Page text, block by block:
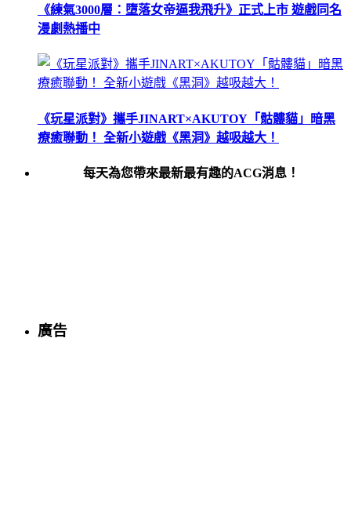
《練氣3000層：墮落女帝逼我飛升》正式上市 遊戲同名
漫劇熱播中
《玩星派對》攜手JINART×AKUTOY「骷髏貓」暗黑
療癒聯動！ 全新小遊戲《黑洞》越吸越大！
每天為您帶來最新最有趣的ACG消息！
廣告